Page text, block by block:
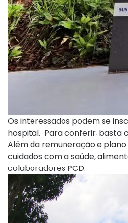
Os interessados podem se
hospital. Para conferir, basta
Além da remuneração e plano
cuidados com a saúde,
colaboradores PCD.